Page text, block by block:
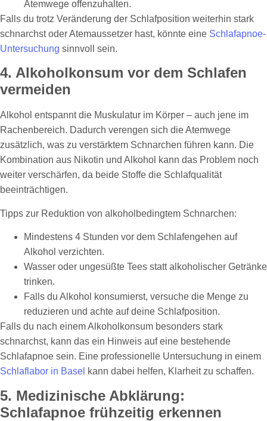
Atemwege offenzuhalten.
Falls du trotz Veränderung der Schlafposition weiterhin stark
schnarchst oder Atemaussetzer hast, könnte eine Schlafapnoe-
Untersuchung sinnvoll sein.
4. Alkoholkonsum vor dem Schlafen
vermeiden
Alkohol entspannt die Muskulatur im Körper – auch jene im
Rachenbereich. Dadurch verengen sich die Atemwege
zusätzlich, was zu verstärktem Schnarchen führen kann. Die
Kombination aus Nikotin und Alkohol kann das Problem noch
weiter verschärfen, da beide Stoffe die Schlafqualität
beeinträchtigen.
Tipps zur Reduktion von alkoholbedingtem Schnarchen:
Mindestens 4 Stunden vor dem Schlafengehen auf
Alkohol verzichten.
Wasser oder ungesüßte Tees statt alkoholischer Getränke
trinken.
Falls du Alkohol konsumierst, versuche die Menge zu
reduzieren und achte auf deine Schlafposition.
Falls du nach einem Alkoholkonsum besonders stark
schnarchst, kann das ein Hinweis auf eine bestehende
Schlafapnoe sein. Eine professionelle Untersuchung in einem
Schlaflabor in Basel kann dabei helfen, Klarheit zu schaffen.
5. Medizinische Abklärung:
Schlafapnoe frühzeitig erkennen